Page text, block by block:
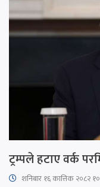
ट्रम्पले हटाए वर्क
शनिबार १६ कात्तिक २०८२